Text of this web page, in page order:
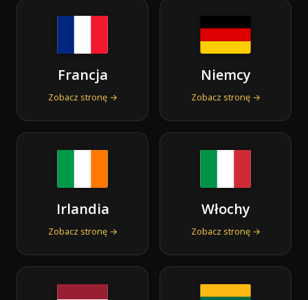
Francja
Zobacz stronę →
Niemcy
Zobacz stronę →
Irlandia
Zobacz stronę →
Włochy
Zobacz stronę →